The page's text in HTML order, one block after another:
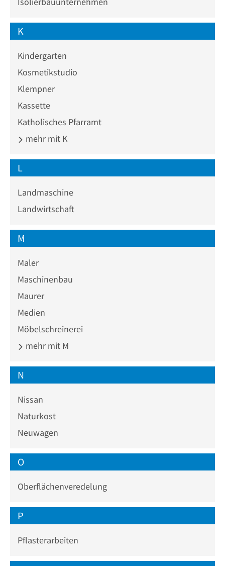
K
Kindergarten
Kosmetikstudio
Klempner
Kassette
Katholisches Pfarramt
mehr mit K
L
Landmaschine
Landwirtschaft
M
Maler
Maschinenbau
Maurer
Medien
Möbelschreinerei
mehr mit M
N
Nissan
Naturkost
Neuwagen
O
Oberflächenveredelung
P
Pflasterarbeiten